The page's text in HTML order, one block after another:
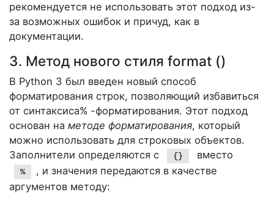
рекомендуется не использовать этот подход из-
за возможных ошибок и причуд, как в
документации.
3. Метод нового стиля format ()
В Python 3 был введен новый способ
форматирования строк, позволяющий избавиться
от синтаксиса% -форматирования. Этот подход
основан на методе форматирования, который
можно использовать для строковых объектов.
Заполнители определяются с
{} вместо
%
, и значения передаются в качестве
аргументов методу: